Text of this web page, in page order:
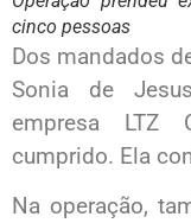
cinco pessoas
Dos mandados
Sonia de
empresa LTZ
cumprido. Ela
Na operação,